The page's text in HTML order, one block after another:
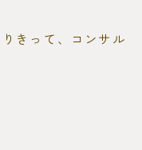
きって、コンサル